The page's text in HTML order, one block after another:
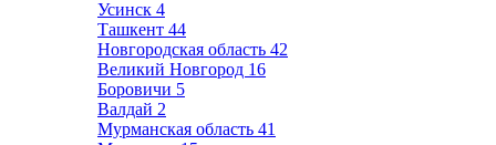
Усинск 4
Ташкент 44
Новгородская область 42
Великий Новгород 16
Боровичи 5
Валдай 2
Мурманская область 41